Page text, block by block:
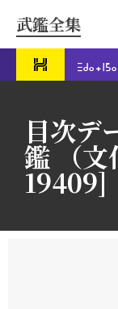
武鑑全集
目次デ
鑑 （
19409]